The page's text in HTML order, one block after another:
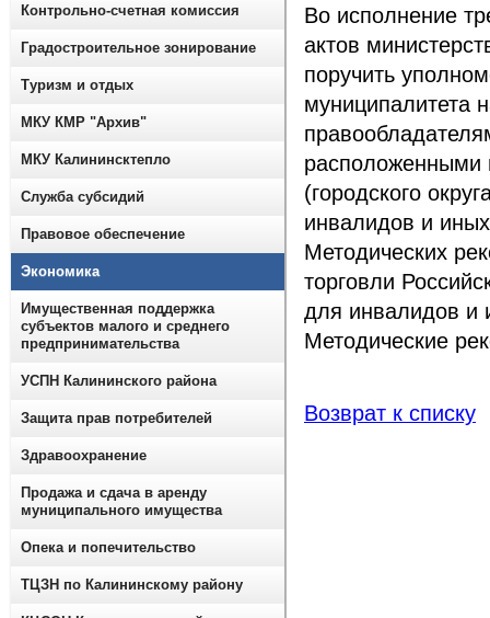
Во исполнение
актов
поручить
муниципалитета
расположенными
(городского
инвалидов и
Методических
торговли
для инвалидов и
Методические
Возврат к списку
Контрольно-счетная комиссия
Градостроительное зонирование
Туризм и отдых
МКУ КМР "Архив"
МКУ Калининсктепло
Служба субсидий
Правовое обеспечение
Экономика
Имущественная поддержка
субъектов малого и среднего
предпринимательства
УСПН Калининского района
Защита прав потребителей
Здравоохранение
Продажа и сдача в аренду
муниципального имущества
Опека и попечительство
ТЦЗН по Калининскому району